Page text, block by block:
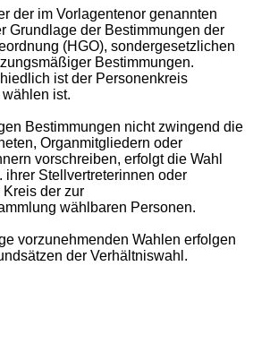
der im Vorlagentenor genannten
Grundlage der Bestimmungen der
(HGO), sondergesetzlichen
Bestimmungen.
ist der Personenkreis
ist.
Bestimmungen nicht zwingend die
Organmitgliedern oder
vorschreiben, erfolgt die Wahl
ihrer Stellvertreterinnen oder
der zur
wählbaren Personen.
vorzunehmenden Wahlen erfolgen
der Verhältniswahl.